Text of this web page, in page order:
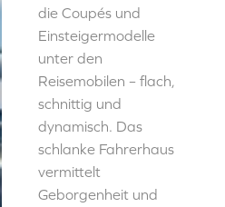
die Coupés und
Einsteigermodelle
unter den
Reisemobilen – flach,
schnittig und
dynamisch. Das
schlanke Fahrerhaus
vermittelt
Geborgenheit und